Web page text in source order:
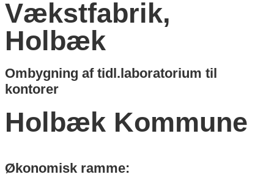
Vækstfabrik,
Holbæk
Ombygning af tidl.laboratorium til
kontorer
Holbæk Kommune
Økonomisk ramme: